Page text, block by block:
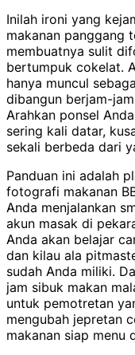
Inilah ironi yang
makanan panggang
membuatnya sulit
bertumpuk cokelat.
hanya muncul
dibangun berjam-
Arahkan ponsel
sering kali datar,
sekali berbeda dari
Panduan ini adalah
fotografi makanan
Anda menjalankan
akun masak di
Anda akan belajar
dan kilau ala
sudah Anda miliki.
jam sibuk makan
untuk pemotretan
mengubah jepretan
makanan siap menu